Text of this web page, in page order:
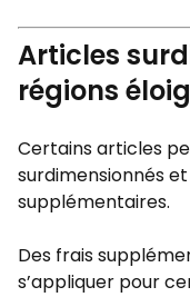
Articles
régions
Certains articles
surdimensionnés
supplémentaires.
Des frais
s’appliquer pour